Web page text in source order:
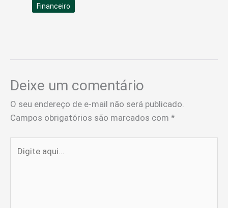
Financeiro
Deixe um comentário
O seu endereço de e-mail não será publicado.
Campos obrigatórios são marcados com *
aqui...